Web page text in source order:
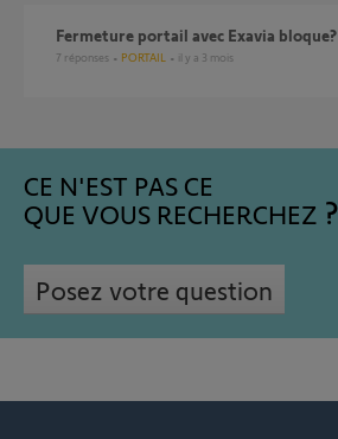
fermeture portail avec Exavia bloque?
7 réponses PORTAIL il y a 3 mois
CE N'EST PAS CE
QUE VOUS RECHERCHEZ
Posez votre question